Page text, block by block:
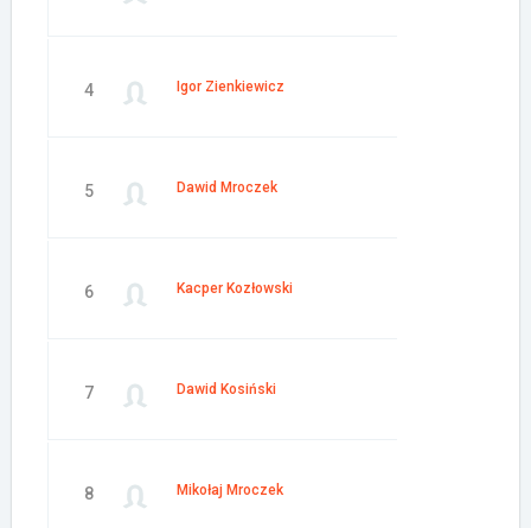
4 Igor Zienkiewicz
5 Dawid Mroczek
6 Kacper Kozłowski
7 Dawid Kosiński
8 Mikołaj Mroczek